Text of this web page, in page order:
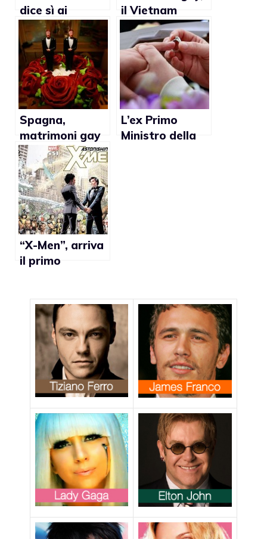
dice sì ai
matrimoni gay
il Vietnam
sempre più
vicino
Spagna,
matrimoni gay
in aumento:
sono il 2,4% del
totale
L’ex Primo
Ministro della
“X-Men”, arriva
il primo